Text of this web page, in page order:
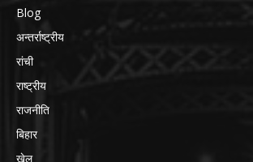
Blog
अन्तर्राष्ट्रीय
रांची
राष्ट्रीय
राजनीति
बिहार
खेल